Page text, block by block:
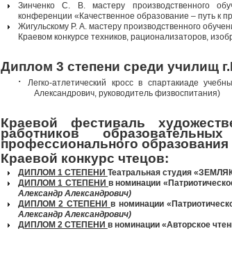
Зинченко С. В. мастеру производственного
конференции «Качественное образование – путь к
Жигульскому Р. А. мастеру производственного
Краевом конкурсе техников, рационализаторов,
Диплом 3 степени среди училищ
·
Легко-атлетический кросс в спартакиаде
Александрович, руководитель физвоспитания)
Краевой фестиваль
работников
профессионального образования
Краевой конкурс чтецов:
ДИПЛОМ 1 СТЕПЕНИ Театральная студия
ДИПЛОМ 1 СТЕПЕНИ в номинации
Александр Александрович)
ДИПЛОМ 2 СТЕПЕНИв номинации
Александр Александрович)
ДИПЛОМ 2 СТЕПЕНИ в номинации «Авторское